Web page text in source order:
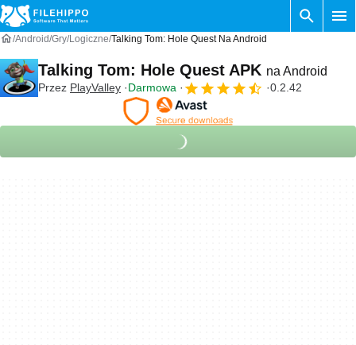
Android Gry Logiczne Talking Tom: Hole Quest Na Android
Talking Tom: Hole Quest APK na Android
Przez PlayValley Darmowa 0.2.42